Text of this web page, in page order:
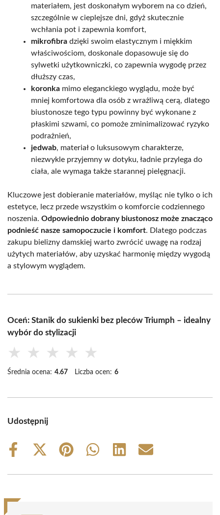
materiałem, jest doskonałym wyborem na co dzień,
szczególnie w cieplejsze dni, gdyż skutecznie
wchłania pot i zapewnia komfort,
mikrofibra dzięki swoim elastycznym i miękkim
właściwościom, doskonale dopasowuje się do
sylwetki użytkowniczki, co zapewnia wygodę przez
dłuższy czas,
koronka mimo eleganckiego wyglądu, może być
mniej komfortowa dla osób z wrażliwą cerą, dlatego
biustonosze tego typu powinny być wykonane z
płaskimi szwami, co pomoże zminimalizować ryzyko
podrażnień,
jedwab, materiał o luksusowym charakterze,
niezwykle przyjemny w dotyku, ładnie przylega do
ciała, ale wymaga także starannej pielęgnacji.
Kluczowe jest dobieranie materiałów, myśląc nie tylko o ich
estetyce, lecz przede wszystkim o komforcie codziennego
noszenia. Odpowiednio dobrany biustonosz może znacząco
podnieść nasze samopoczucie i komfort. Dlatego podczas
zakupu bielizny damskiej warto zwrócić uwagę na rodzaj
użytych materiałów, aby uzyskać harmonię między wygodą
a stylowym wyglądem.
Oceń: Stanik do sukienki bez pleców Triumph – idealny
wybór do stylizacji
★ ★ ★ ★ ★
Średnia ocena: 4.67 Liczba ocen: 6
Udostępnij
Share
Share
(Twitter)
Share
Share
Share
Share